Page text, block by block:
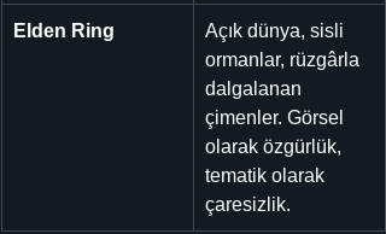
Elden Ring
Açık dünya, sisli
ormanlar, rüzgârla
dalgalanan
çimenler. Görsel
olarak özgürlük,
tematik olarak
çaresizlik.